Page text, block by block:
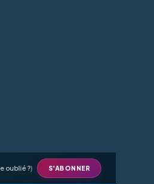
oublié ?) S'ABONNER